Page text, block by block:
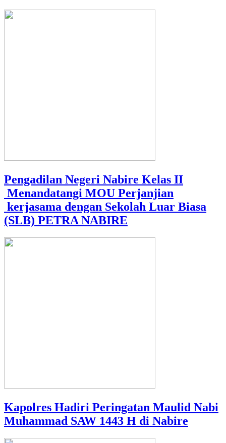
Pengadilan Negeri Nabire Kelas II
Menandatangi MOU Perjanjian
kerjasama dengan Sekolah Luar Biasa
(SLB) PETRA NABIRE
Kapolres Hadiri Peringatan Maulid Nabi
Muhammad SAW 1443 H di Nabire